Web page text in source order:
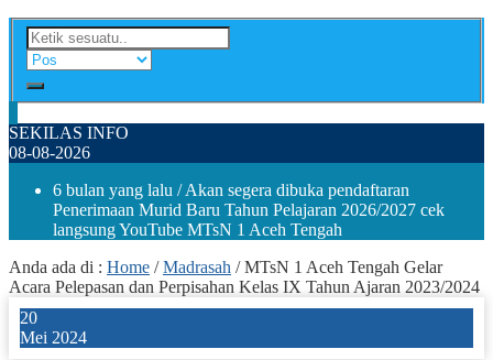
SEKILAS INFO
08-08-2026
6 bulan yang lalu / Akan segera dibuka pendaftaran
Penerimaan Murid Baru Tahun Pelajaran 2026/2027 cek
langsung YouTube MTsN 1 Aceh Tengah
Anda ada di : Home /Madrasah /MTsN 1 Aceh Tengah Gelar
Acara Pelepasan dan Perpisahan Kelas IX Tahun Ajaran 2023/2024
20
Mei 2024